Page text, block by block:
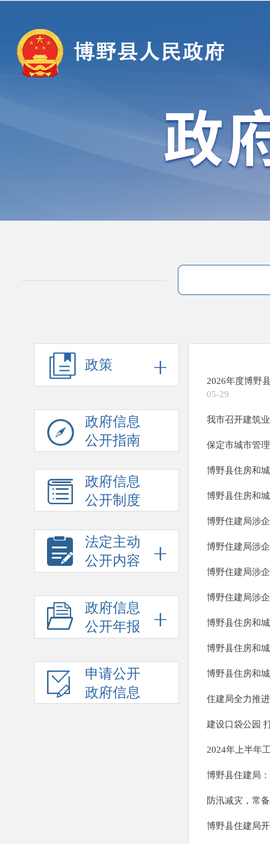
政策
政府信息
公开指南
政府信息
公开制度
法定主动
公开内容
政府信息
公开年报
申请公开
政府信息
2026年度博野
05-29
我市召开建筑
保定市城市管
博野县住房和
博野县住房和
博野住建局涉
博野住建局涉
博野住建局涉
博野住建局涉
博野县住房和
博野县住房和
博野县住房和
住建局全力推
建设口袋公园
2024年上半年
博野县住建局
防汛减灾，常
博野县住建局